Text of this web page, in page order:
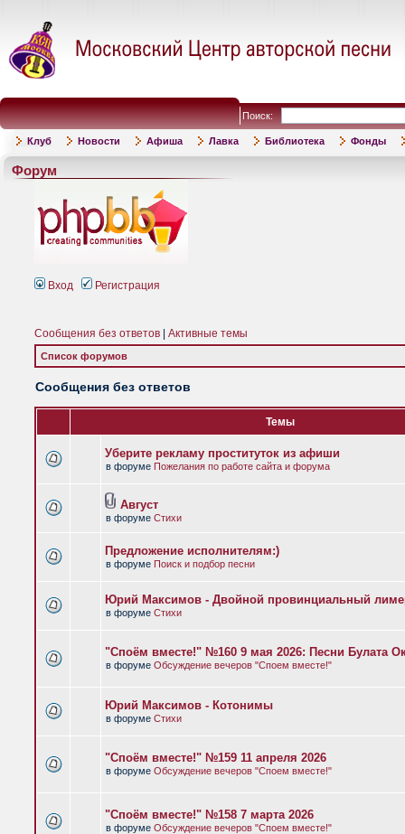
Поиск:
Клуб Новости Афиша Лавка Библиотека Фонды
Форум
Вход Регистрация
Сообщения без ответов Активные темы
Список форумов
Сообщения без ответов
Темы
Уберите рекламу проституток из афиши
в форуме Пожелания по работе сайта и форума
Август
в форуме Стихи
Предложение исполнителям:)
в форуме Поиск и подбор песни
Юрий Максимов - Двойной провинциальный
в форуме Стихи
"Споём вместе!" №160 9 мая 2026: Песни Булата
в форуме Обсуждение вечеров "Споем вместе!"
Юрий Максимов - Котонимы
в форуме Стихи
"Споём вместе!" №159 11 апреля 2026
в форуме Обсуждение вечеров "Споем вместе!"
"Споём вместе!" №158 7 марта 2026
в форуме Обсуждение вечеров "Споем вместе!"